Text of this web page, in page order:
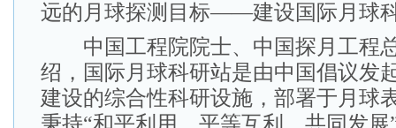
远的月球探测目标——建设国际月球
中国工程院院士、中国探月工程
绍，国际月球科研站是由中国倡议发
建设的综合性科研设施，部署于月球